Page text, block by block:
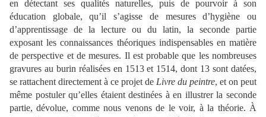
en détectant ses qualités naturelles, puis de pourvoir à son
éducation globale, qu’il s’agisse de mesures d’hygiène ou
d’apprentissage de la lecture ou du latin, la seconde partie
exposant les connaissances théoriques indispensables en matière
de perspective et de mesures. Il est probable que les nombreuses
gravures au burin réalisées en 1513 et 1514, dont 13 sont datées,
se rattachent directement à ce projet de Livre du peintre, et on peut
même postuler qu’elles étaient destinées à en illustrer la seconde
partie, dévolue, comme nous venons de le voir, à la théorie. À